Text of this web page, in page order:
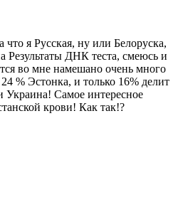
я Русская, ну или Белоруска,
Результаты ДНК теста, смеюсь и
во мне намешано очень много
% Эстонка, и только 16% делит
Украина! Самое интересное
крови! Как так!?